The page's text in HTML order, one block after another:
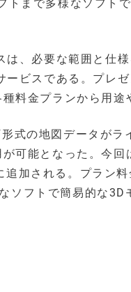
まで多様なソフト
、必要な範囲と仕
ビスである。プレ
料金プランから用途
式の地図データが
可能となった。今
加される。プラン
ソフトで簡易的な